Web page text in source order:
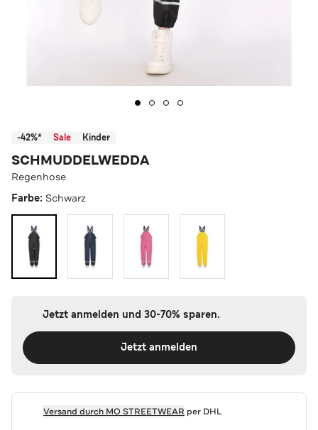
-42%* Sale Kinder
SCHMUDDELWEDDA
Regenhose
Farbe: Schwarz
Jetzt anmelden und 30-70% sparen.
Jetzt anmelden
Versand durch MO STREETWEAR per DHL